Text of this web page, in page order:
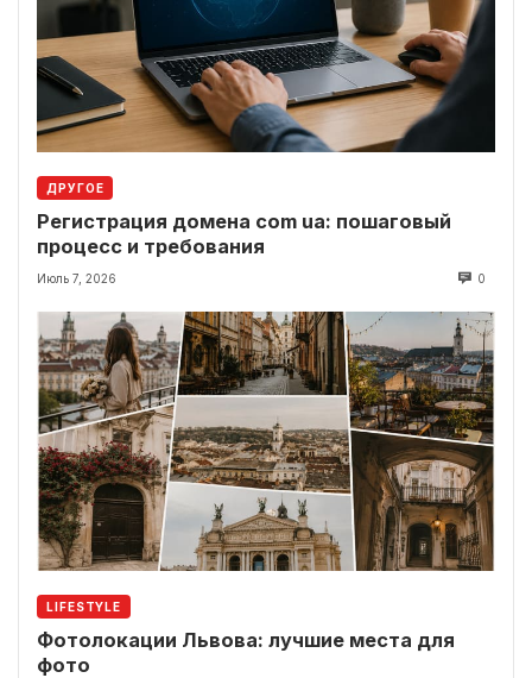
ДРУГОЕ
Регистрация домена com ua: пошаговый
процесс и требования
Июль 7, 2026 0
LIFESTYLE
Фотолокации Львова: лучшие места для
фото